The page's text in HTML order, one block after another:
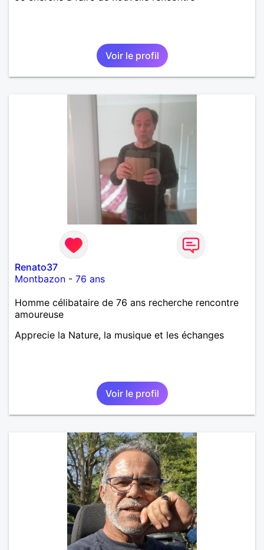
Voir le profil
Renato37
Montbazon - 76 ans
Homme célibataire de 76 ans recherche rencontre
amoureuse
Apprecie la Nature, la musique et les échanges
Voir le profil